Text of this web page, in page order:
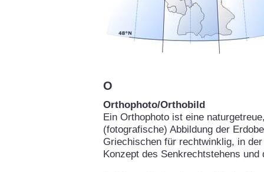
O
Orthophoto/Orthobild
Ein Orthophoto ist eine
(fotografische) Abbildung der
Griechischen für rechtwinklig, in
Konzept des Senkrechtstehens